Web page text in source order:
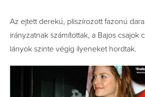
Az ejtett derekú, pliszírozott fazonú
irányzatnak számítottak, a Bajos csajok
lányok szinte végig ilyeneket hordtak.